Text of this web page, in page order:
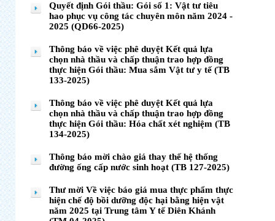
Quyết định Gói thầu: Gói số 1: Vật tư tiêu
hao phục vụ công tác chuyên môn năm 2024 -
2025 (QD66-2025)
Thông báo về việc phê duyệt Kết quả lựa
chọn nhà thầu và chấp thuận trao hợp đồng
thực hiện Gói thầu: Mua sắm Vật tư y tế (TB
133-2025)
Thông báo về việc phê duyệt Kết quả lựa
chọn nhà thầu và chấp thuận trao hợp đồng
thực hiện Gói thầu: Hóa chất xét nghiệm (TB
134-2025)
Thông báo mời chào giá thay thế hệ thống
đường ống cấp nước sinh hoạt (TB 127-2025)
Thư mời Về việc báo giá mua thực phẩm thực
hiện chế độ bồi dưỡng độc hại bằng hiện vật
năm 2025 tại Trung tâm Y tế Diên Khánh